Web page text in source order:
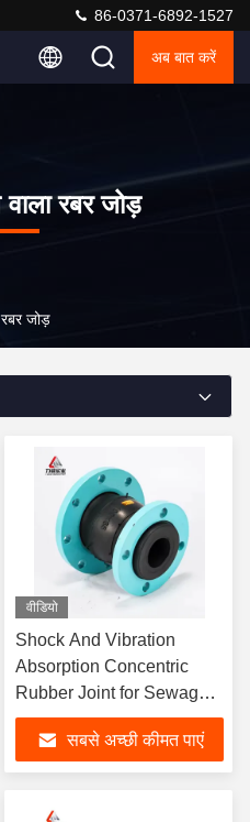
86-0371-6892-1527
अब बात करें
रबर जोड़
जोड़
वीडियो
Shock And Vibration
Absorption Concentric
Rubber Joint for Sewage
Treatment Plant
सबसे अच्छी कीमत पाएं